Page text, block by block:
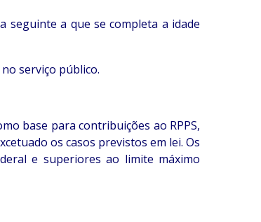
seguinte a que se completa a idade
serviço público.
base para contribuições ao RPPS,
os casos previstos em lei. Os
e superiores ao limite máximo